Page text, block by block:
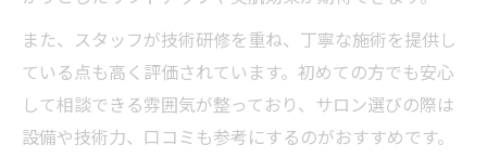
また、スタッフが技術研修を重ね、丁寧な施術を提供し
ている点も高く評価されています。初めての方でも安心
して相談できる雰囲気が整っており、サロン選びの際は
設備や技術力、口コミも参考にするのがおすすめです。